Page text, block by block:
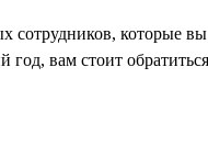
которые
вам стоит